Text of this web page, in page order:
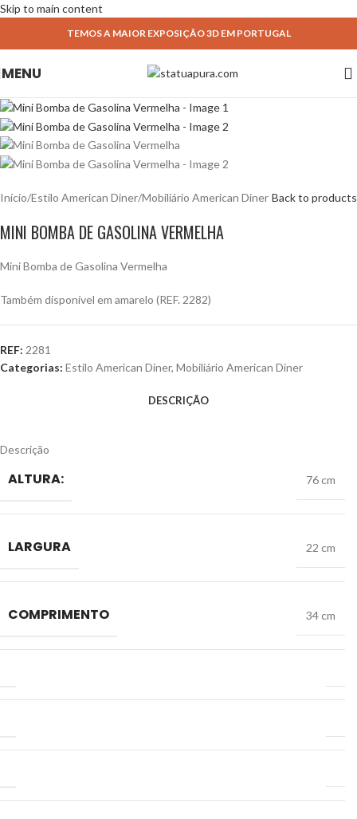
Skip to main content
TEMOS A MAIOR EXPOSIÇÃO 3D EM PORTUGAL
MENU
Início/Estilo American Diner/Mobiliário American Diner Back to products
MINI BOMBA DE GASOLINA VERMELHA
Mini Bomba de Gasolina Vermelha
Também disponível em amarelo (REF. 2282)
REF: 2281
Categorias: Estilo American Diner, Mobiliário American Diner
DESCRIÇÃO
Descrição
ALTURA: 76 cm
LARGURA 22 cm
COMPRIMENTO 34 cm